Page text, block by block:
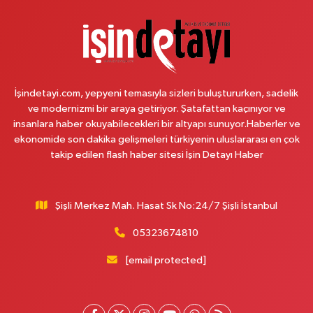
Yol Tarifi Al
Çemberlitaş Eczanesi
Binbirdirek Mahallesi Peykane Caddesi 25 A
0 (212) 590 90 09 Yol Tarifi Al
Naciye Eczanesi
Esentepe Mahallesi 2388. Sokak 8 A 38 NOLU ASM YANI - ESENTEPE
MERKEZ CAMİNİN ORDAKİ GÜVEN KASABIN KARŞI SOKAĞINDA
Mehmet Nesih Özmen Mahallesi Zeki Sokak No:28 A MEVLANA FIRININ
Burak Eczanesi
İşindetayi.com, yepyeni temasıyla sizleri buluştururken, sadelik
ve modernizmi bir araya getiriyor. Şatafattan kaçınıyor ve
insanlara haber okuyabilecekleri bir altyapı sunuyor.Haberler ve
ekonomide son dakika gelişmeleri türkiyenin uluslararası en çok
takip edilen flash haber sitesi İşin Detayı Haber
Şişli Merkez Mah. Hasat Sk No:24/7 Şişli İstanbul
05323674810
[email protected]